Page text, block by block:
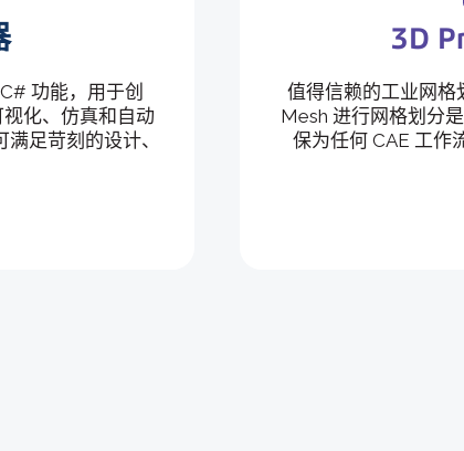
功能，用于创
化、仿真和自动
足苛刻的设计、
3D
值得信赖的工业网格
Mesh 进行网格划分
保为任何 CAE 工作